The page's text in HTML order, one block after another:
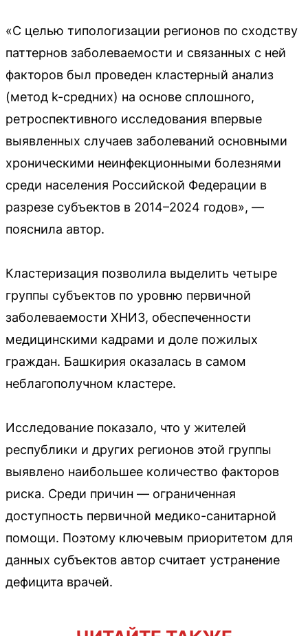
«С целью типологизации регионов по сходству
паттернов заболеваемости и связанных с ней
факторов был проведен кластерный анализ
(метод k-средних) на основе сплошного,
ретроспективного исследования впервые
выявленных случаев заболеваний основными
хроническими неинфекционными болезнями
среди населения Российской Федерации в
разрезе субъектов в 2014–2024 годов», —
пояснила автор.
Кластеризация позволила выделить четыре
группы субъектов по уровню первичной
заболеваемости ХНИЗ, обеспеченности
медицинскими кадрами и доле пожилых
граждан. Башкирия оказалась в самом
неблагополучном кластере.
Исследование показало, что у жителей
республики и других регионов этой группы
выявлено наибольшее количество факторов
риска. Среди причин — ограниченная
доступность первичной медико-санитарной
помощи. Поэтому ключевым приоритетом для
данных субъектов автор считает устранение
дефицита врачей.